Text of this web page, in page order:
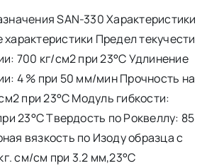
SAN-330 Характеристики
Предел текучести
700 кг/см2 при 23°С Удлинение
4 % при 50 мм/мин Прочность на
при 23°С Модуль гибкости:
23°С Твердость по Роквеллу: 85
вязкость по Изоду образца с
см/см при 3.2 мм,23°C